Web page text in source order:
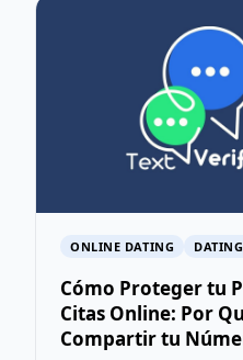
ONLINE DATING
Cómo Proteger tu
Citas Online: Por
Compartir tu